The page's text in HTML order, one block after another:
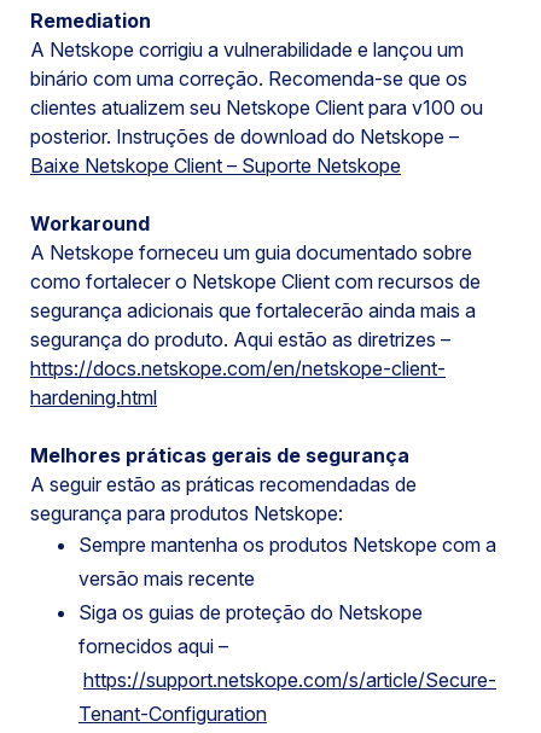
Remediation
A Netskope corrigiu a vulnerabilidade e lançou um
binário com uma correção. Recomenda-se que os
clientes atualizem seu Netskope Client para v100 ou
posterior. Instruções de download do Netskope –
Baixe Netskope Client – Suporte Netskope
Workaround
A Netskope forneceu um guia documentado sobre
como fortalecer o Netskope Client com recursos de
segurança adicionais que fortalecerão ainda mais a
segurança do produto. Aqui estão as diretrizes –
https://docs.netskope.com/en/netskope-client-
hardening.html
Melhores práticas gerais de segurança
A seguir estão as práticas recomendadas de
segurança para produtos Netskope:
Sempre mantenha os produtos Netskope com a
versão mais recente
Siga os guias de proteção do Netskope
fornecidos aqui –
https://support.netskope.com/s/article/Secure-
Tenant-Configuration